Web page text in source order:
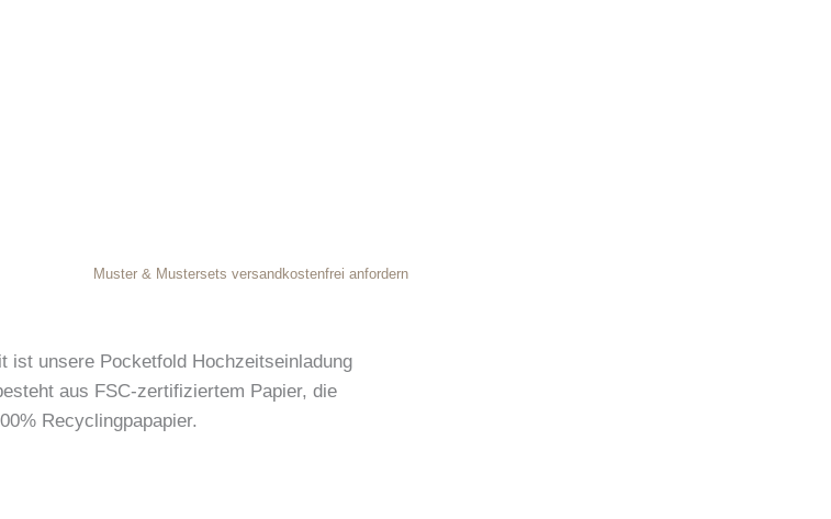
Muster & Mustersets versandkostenfrei anfordern
ist unsere Pocketfold Hochzeitseinladung
aus FSC-zertifiziertem Papier, die
Recyclingpapapier.